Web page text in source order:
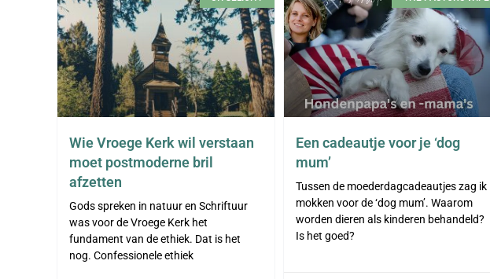
Wie Vroege Kerk wil verstaan
moet postmoderne bril
afzetten
Gods spreken in natuur en Schriftuur
was voor de Vroege Kerk het
fundament van de ethiek. Dat is het
nog. Confessionele ethiek
Een cadeautje voor je ‘dog
mum’
Tussen de moederdagcadeautjes zag ik
mokken voor de ‘dog mum’. Waarom
worden dieren als kinderen behandeld?
Is het goed?